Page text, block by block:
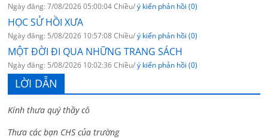
Ngày đăng: 7/08/2026 05:00:04 Chiều/ý kiến phản hồi (0)
HỌC SỬ HỒI XƯA
Ngày đăng: 5/08/2026 10:57:08 Chiều/ý kiến phản hồi (0)
MỘT ĐỜI ĐI QUA NHỮNG TRANG SÁCH
Ngày đăng: 5/08/2026 10:02:36 Chiều/ý kiến phản hồi (0)
LỜI DẪN
Kính thưa quý thầy cô
Thưa các bạn CHS của trường